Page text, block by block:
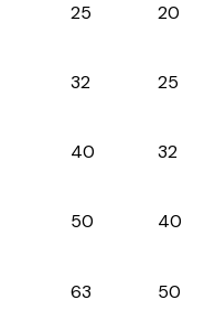
25 20
32 25
40 32
50 40
63 50